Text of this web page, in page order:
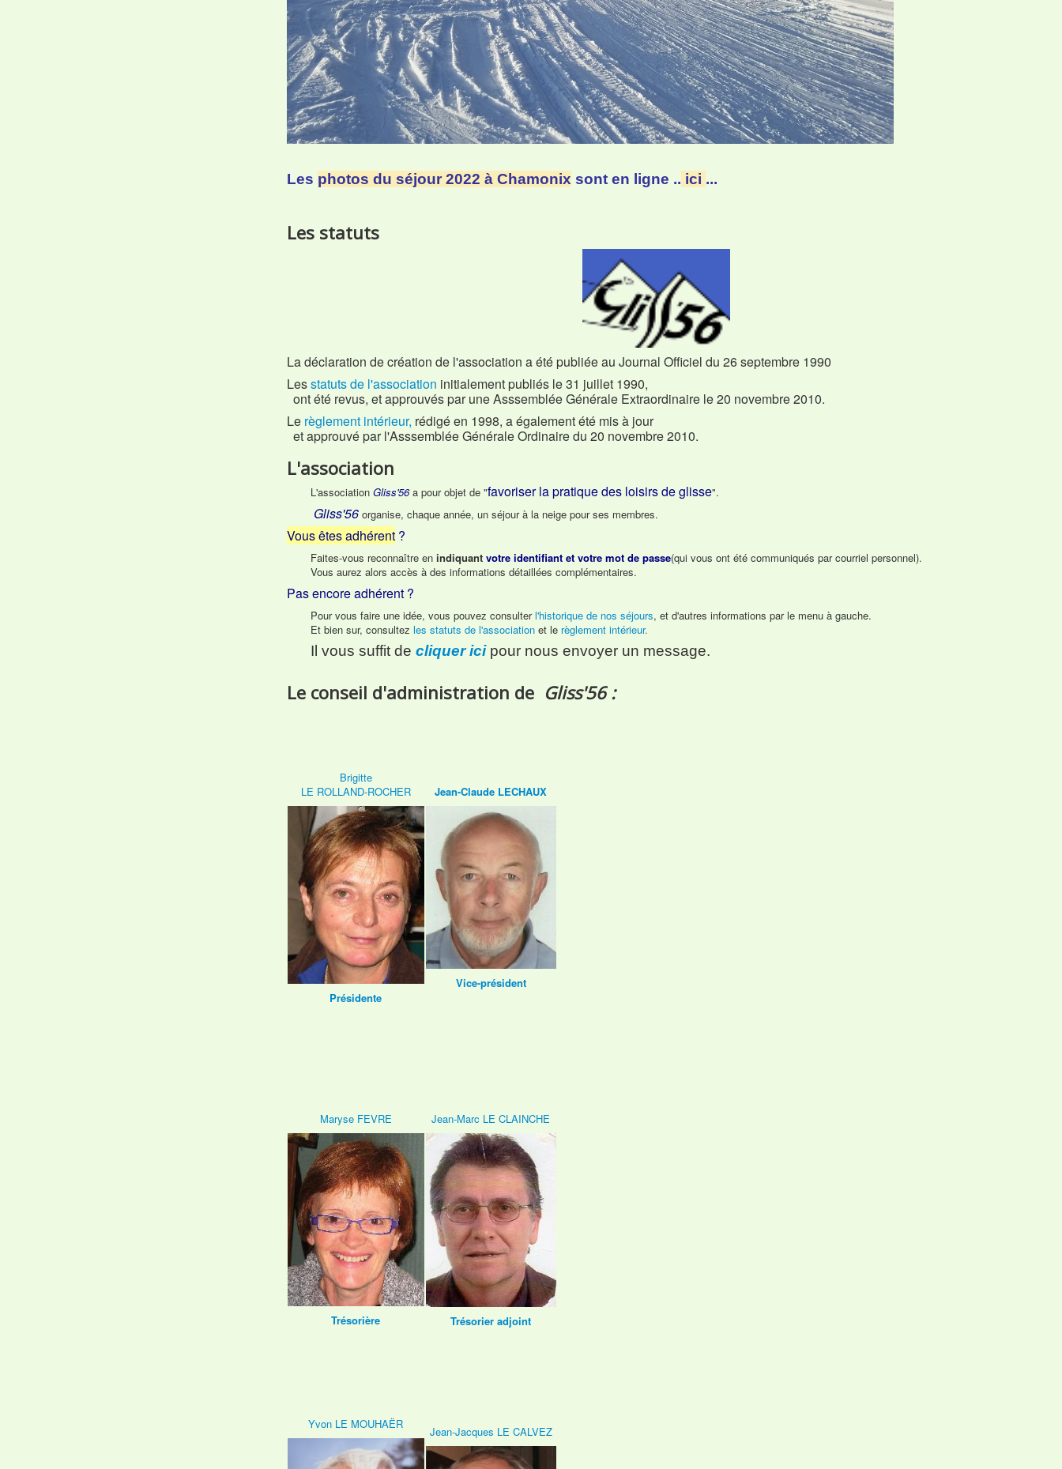
Les photos du séjour 2022 à Chamonix sont en ligne .. ici ...
Les statuts
La déclaration de création de l'association a été publiée au Journal Officiel du 26 septembre 1990
Lesstatuts de l'association initialement publiés le 31 juillet 1990,
ont été revus, et approuvés par une Asssemblée Générale Extraordinaire le 20 novembre 2010.
Le règlement intérieur, rédigé en 1998, a également été mis à jour
et approuvé par l'Asssemblée Générale Ordinaire du 20 novembre 2010.
L'association
L'association Gliss'56a pour objet de "favoriser la pratique des loisirs de glisse".
Gliss'56 organise, chaque année, un séjour à la neige pour ses membres.
Vous êtes adhérent?
Faites-vous reconnaître en indiquant votre identifiant et votre mot de passe(qui vous ont été communiqués par courriel personnel).
Vous aurez alors accès à des informations détaillées complémentaires.
Pas encore adhérent ?
Pour vous faire une idée, vous pouvez consulterl'historique de nos séjours, et d'autres informations par le menu à gauche.
Et bien sur, consultez les statuts de l'association et le règlement intérieur.
Il vous suffit de cliquer icipour nous envoyer un message.
Le conseil d'administration de Gliss'56 :
Brigitte
LE ROLLAND-ROCHER
Présidente
Jean-Claude LECHAUX
Vice-président
Maryse FEVRE
Trésorière
Jean-Marc LE CLAINCHE
Trésorier adjoint
Yvon LE MOUHAËR
Jean-Jacques LE CALVEZ